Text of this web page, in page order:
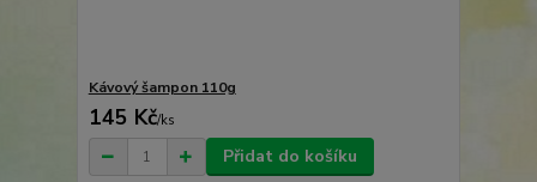
Kávový šampon 110g
145 Kč/ks
Přidat do košíku